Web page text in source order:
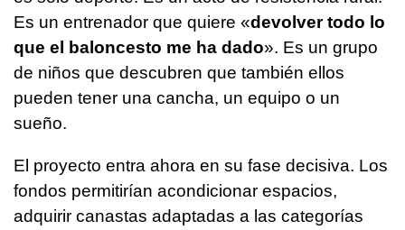
Es un entrenador que quiere «devolver todo lo
que el baloncesto me ha dado». Es un grupo
de niños que descubren que también ellos
pueden tener una cancha, un equipo o un
sueño.
El proyecto entra ahora en su fase decisiva. Los
fondos permitirían acondicionar espacios,
adquirir canastas adaptadas a las categorías